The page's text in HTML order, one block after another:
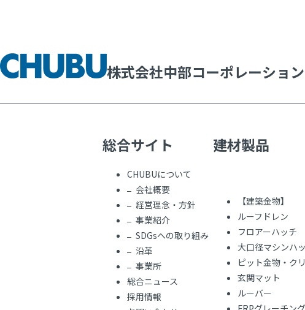
株式会社中部コーポレーション
総合サイト
CHUBUについて
会社概要
経営理念・方針
事業紹介
SDGsへの取り組み
沿革
事業所
総合ニュース
採用情報
建材製品
【建築金物】
ルーフドレン
フロアーハッチ
大口径マシンハ
ピット金物・ク
玄関マット
ルーバー